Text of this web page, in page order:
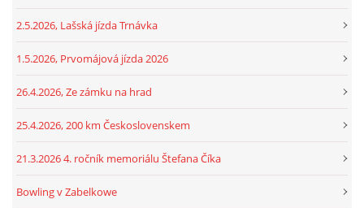
2.5.2026, Lašská jízda Trnávka
1.5.2026, Prvomájová jízda 2026
26.4.2026, Ze zámku na hrad
25.4.2026, 200 km Československem
21.3.2026 4. ročník memoriálu Štefana Číka
Bowling v Zabelkowe